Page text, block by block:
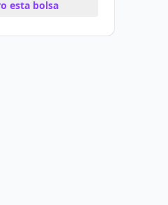
esta bolsa